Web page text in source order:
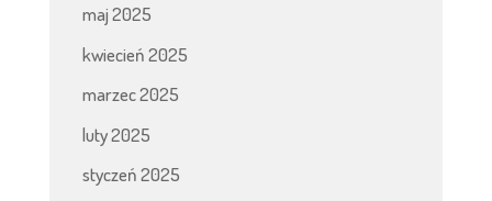
maj 2025
kwiecień 2025
marzec 2025
luty 2025
styczeń 2025